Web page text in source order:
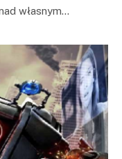
własnym…